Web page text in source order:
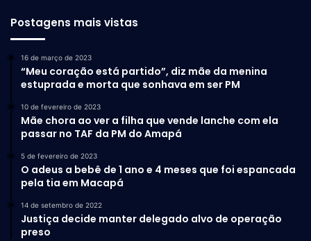
Postagens mais vistas
16 de março de 2023
“Meu coração está partido”, diz mãe da menina
estuprada e morta que sonhava em ser PM
10 de fevereiro de 2023
Mãe chora ao ver a filha que vende lanche com ela
passar no TAF da PM do Amapá
5 de fevereiro de 2023
O adeus a bebê de 1 ano e 4 meses que foi espancada
pela tia em Macapá
14 de setembro de 2022
Justiça decide manter delegado alvo de operação
preso